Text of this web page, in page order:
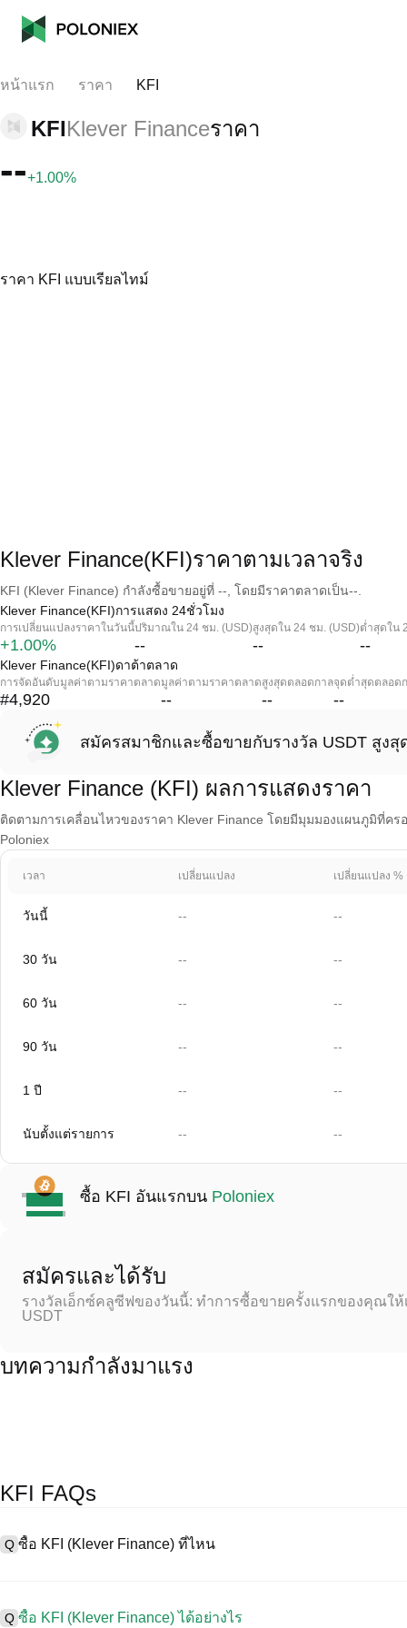
หน้าแรก ราคา KFI
KFIKlever Financeราคา
--+1.00%
ราคา KFI แบบเรียลไทม์
Klever Finance(KFI)ราคาตามเวลาจริง
KFI (Klever Finance) กำลังซื้อขายอยู่ที่ --, โดยมีราคาตลาดเป็น--.
Klever Finance(KFI)การแสดง 24ชั่วโมง
การเปลี่ยนแปลงราคาในวันนี้
+1.00%
ปริมาณใน 24 ชม. (USD)
--
สูงสุดใน 24 ชม. (USD)
--
ต่ำสุดใน
--
Klever Finance(KFI)ดาต้าตลาด
การจัดอันดับมูลค่าตามราคาตลาด
#4,920
มูลค่าตามราคาตลาด
--
สูงสุดตลอดกาล
--
จุดต่ำสุดตลอด
--
สมัครสมาชิกและซื้อขายกับรางวัล USDT สูงสุ
Klever Finance (KFI) ผลการแสดงราคา
ติดตามการเคลื่อนไหวของราคา Klever Finance โดยมีมุมมองแผนภูมิที่ค
Poloniex
เวลา เปลี่ยนแปลง เปลี่ยนแปลง %
วันนี้ -- --
30 วัน -- --
60 วัน -- --
90 วัน -- --
1 ปี -- --
นับตั้งแต่รายการ -- --
ซื้อ KFI อันแรกบน Poloniex
สมัครและได้รับ
รางวัลเอ็กซ์คลูซีฟของวันนี้: ทำการซื้อขายครั้งแรกของคุณใ
USDT
บทความกำลังมาแรง
KFI FAQs
Q ซื้อ KFI (Klever Finance) ที่ไหน
อร์เฟซที่ใช้งานง่าย สภาพคล่องสูง และเครื่องมือการซื้อขายที่หลากห
Q ซื้อ KFI (Klever Finance) ได้อย่างไร